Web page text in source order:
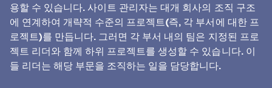
용할 수 있습니다. 사이트 관리자는 대개 회사의 조직 구조
에 연계하여 개략적 수준의 프로젝트(즉, 각 부서에 대한 프
로젝트)를 만듭니다. 그러면 각 부서 내의 팀은 지정된 프로
젝트 리더와 함께 하위 프로젝트를 생성할 수 있습니다. 이
들 리더는 해당 부문을 조직하는 일을 담당합니다.